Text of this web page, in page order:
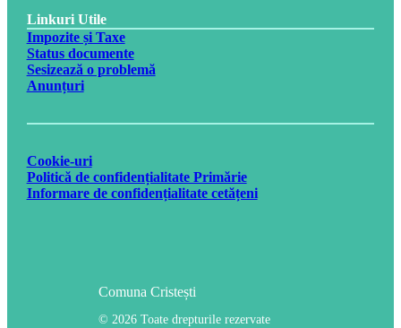
Linkuri Utile
Impozite și Taxe
Status documente
Sesizează o problemă
Anunțuri
Comuna Cristești
© 2026 Toate drepturile rezervate
Cookie-uri
Politică de confidențialitate Primărie
Informare de confidențialitate cetățeni